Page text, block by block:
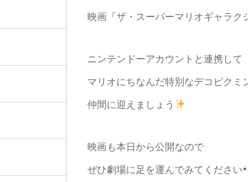
映画『ザ・スーパーマリオギャラク
ニンテンドーアカウントと連携して
マリオにちなんだ特別なデコピクミ
仲間に迎えましょう
映画も本日から公開なので
ぜひ劇場に足を運んでみてください